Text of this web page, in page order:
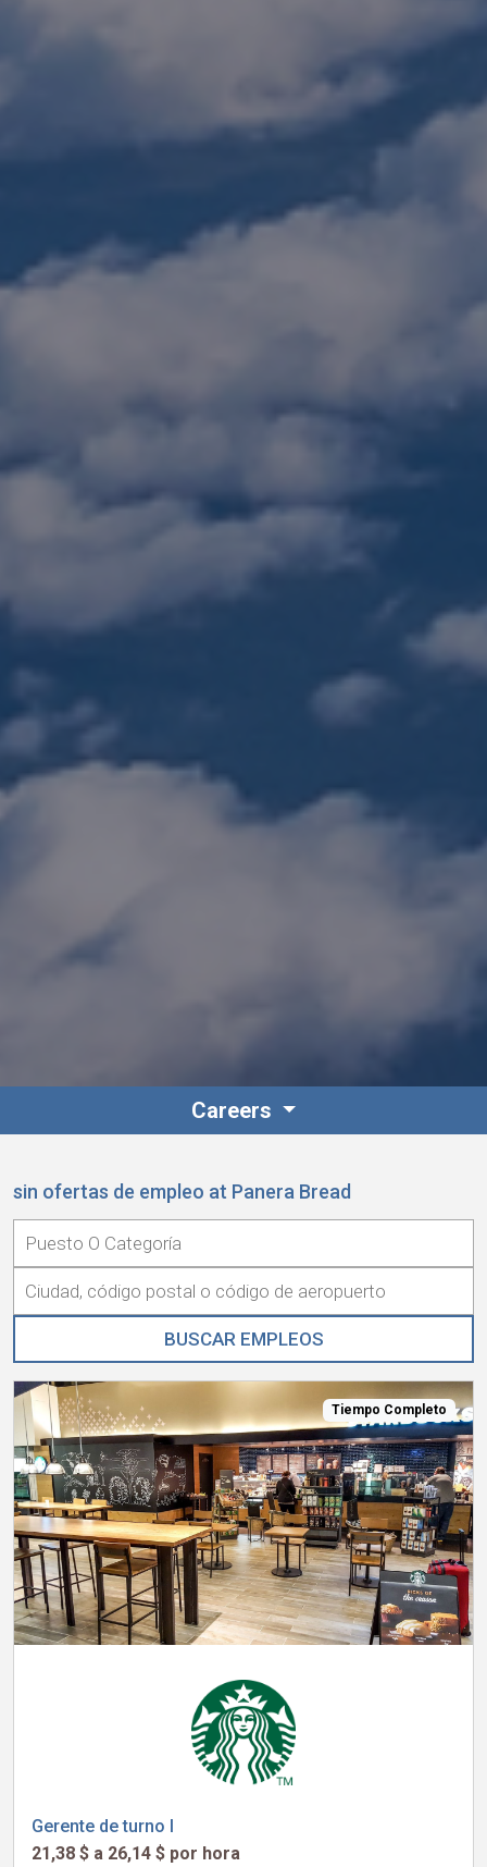
Careers
sin ofertas de empleo at Panera Bread
Tiempo Completo
Gerente de turno I
21,38 $ a 26,14 $ por hora